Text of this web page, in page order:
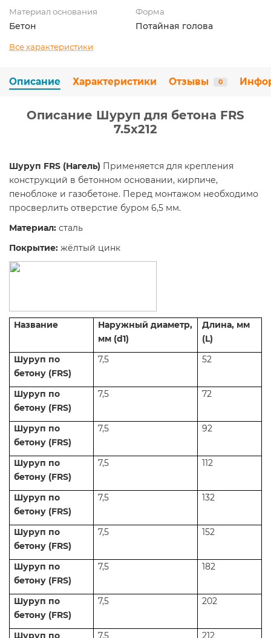
Материал основания
Бетон
Форма
Потайная голова
Все характеристики
Описание Характеристики Отзывы 0
Описание Шуруп для бетона FRS
7.5х212
Шуруп FRS (Нагель) Применяется для крепления
конструкций в бетонном основании, кирпиче,
пеноблоке и газобетоне. Перед монтажом необходимо
просверлить отверстие буром 6,5 мм.
Материал: сталь
Покрытие: жёлтый цинк
Название Наружный диаметр,
мм (d1)
Длина, мм
(L)
Шуруп по
бетону (FRS)
7,5 52
Шуруп по
бетону (FRS)
7,5 72
Шуруп по
бетону (FRS)
7,5 92
Шуруп по
бетону (FRS)
7,5 112
Шуруп по
бетону (FRS)
7,5 132
Шуруп по
бетону (FRS)
7,5 152
Шуруп по
бетону (FRS)
7,5 182
Шуруп по
бетону (FRS)
7,5 202
Шуруп по
7,5 212